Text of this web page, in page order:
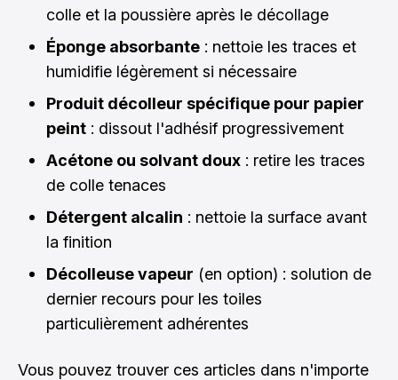
colle et la poussière après le décollage
Éponge absorbante : nettoie les traces et
humidifie légèrement si nécessaire
Produit décolleur spécifique pour papier
peint : dissout l'adhésif progressivement
Acétone ou solvant doux : retire les traces
de colle tenaces
Détergent alcalin : nettoie la surface avant
la finition
Décolleuse vapeur (en option) : solution de
dernier recours pour les toiles
particulièrement adhérentes
Vous pouvez trouver ces articles dans n'importe